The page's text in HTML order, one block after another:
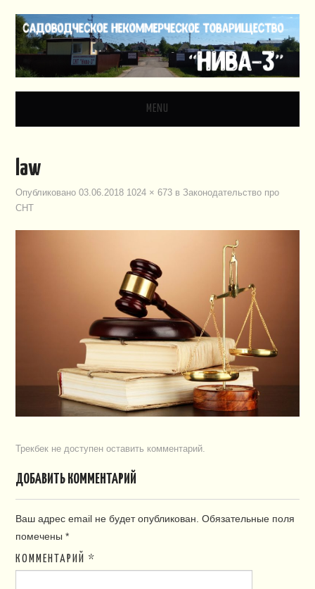
MENU
СЛУЖБЫ
law
Опубликовано03.06.2018 1024 × 673 вЗаконодательство про
СНТ
Трекбек не доступеноставить комментарий.
ДОБАВИТЬ КОММЕНТАРИЙ
Ваш адрес email не будет опубликован. Обязательные поля
помечены*
КОММЕНТАРИЙ*